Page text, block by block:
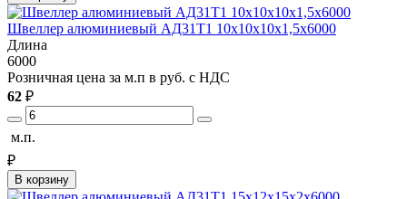
Швеллер алюминиевый АД31Т1 10х10х10х1,5х6000
Длина
6000
Розничная цена за м.п в руб. с НДС
62 ₽
м.п.
₽
В корзину